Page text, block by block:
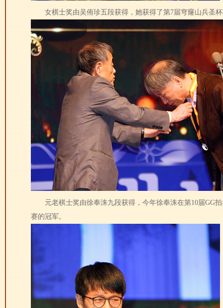
女棋士奖由吴侑珍五段获得，她获得了第7届穹窿山兵圣杯
元老棋士奖由徐奉洙九段获得，今年徐奉洙在第10届GG拍
赛的冠军。